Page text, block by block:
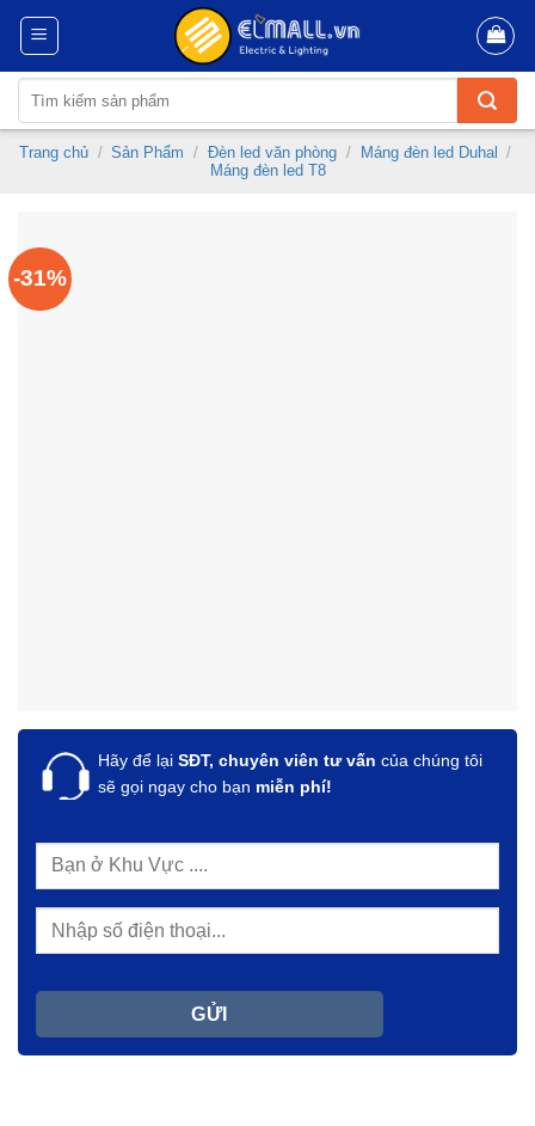
Skip
content
kiếm:
Trang chủ / Sản Phẩm / Đèn led văn phòng / Máng đèn led Duhal
/
Máng đèn led T8
-31%
Hãy để lại SĐT, chuyên viên tư vấn của chúng tôi
sẽ gọi ngay cho bạn miễn phí!